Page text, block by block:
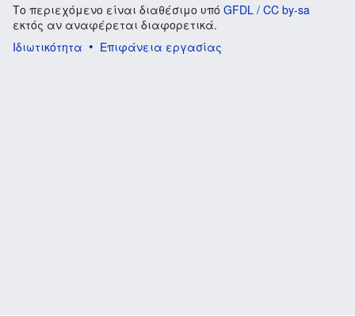
Το περιεχόμενο είναι διαθέσιμο υπό GFDL / CC by-sa
εκτός αν αναφέρεται διαφορετικά.
Ιδιωτικότητα
Επιφάνεια εργασίας